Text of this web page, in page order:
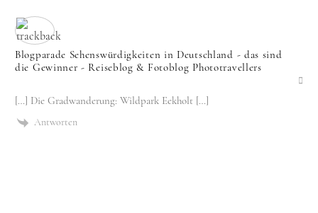
Blogparade Sehenswürdigkeiten in Deutschland - das sind
die Gewinner - Reiseblog & Fotoblog Phototravellers
[…] Die Gradwanderung: Wildpark Eekholt […]
Antworten